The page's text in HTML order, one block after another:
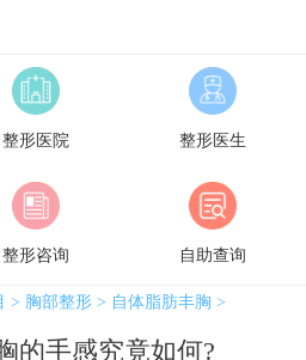
整形医院 整形医生
整形咨询 自助查询
> 胸部整形> 自体脂肪丰胸 >
的手感究竟如何?